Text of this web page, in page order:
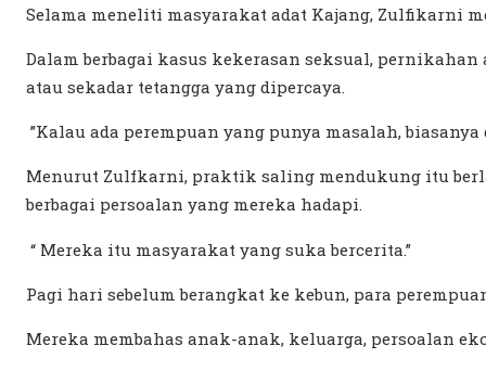
Selama meneliti masyarakat adat Kajang, Zulfikarni
Dalam berbagai kasus kekerasan seksual,
atau sekadar tetangga yang dipercaya.
”Kalau ada perempuan yang punya masalah,
Menurut Zulfkarni, praktik saling mendukung itu
berbagai persoalan yang mereka hadapi.
“ Mereka itu masyarakat yang suka bercerita.”
Pagi hari sebelum berangkat ke kebun, para
Mereka membahas anak-anak, keluarga, persoalan